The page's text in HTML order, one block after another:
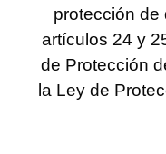
protección de
artículos 24 y
de Protección
la Ley de